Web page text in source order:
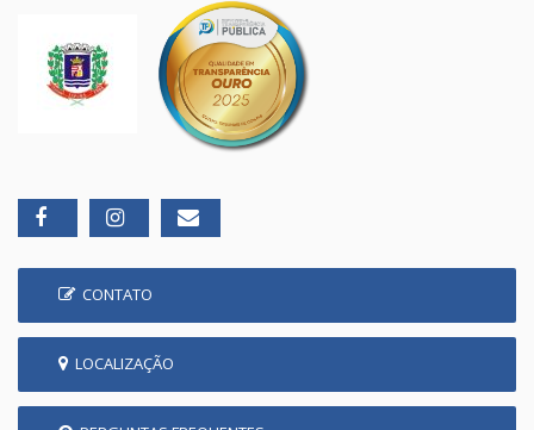
CONTATO
LOCALIZAÇÃO